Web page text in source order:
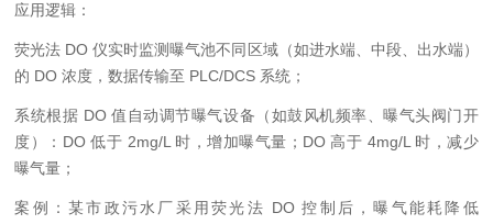
应用逻辑：
荧光法 DO 仪实时监测曝气池不同区域（如进水端、中段、出水端）
的 DO 浓度，数据传输至 PLC/DCS 系统；
系统根据 DO 值自动调节曝气设备（如鼓风机频率、曝气头阀门开
度）：DO 低于 2mg/L 时，增加曝气量；DO 高于 4mg/L 时，减少
曝气量；
案例：某市政污水厂采用荧光法 DO 控制后，曝气能耗降低